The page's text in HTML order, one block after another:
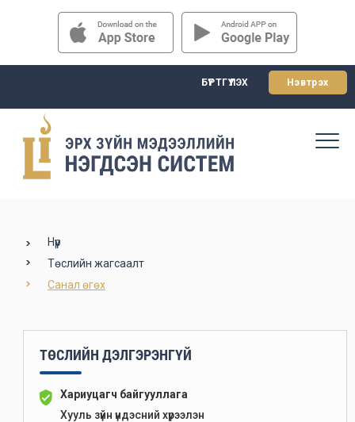
БҮРТГҮҮЛЭХ Нэвтрэх
Нүүр
Төслийн жагсаалт
Санал өгөх
ТӨСЛИЙН ДЭЛГЭРЭНГҮЙ
Хариуцагч байгууллага
Хууль зүйн үндэсний хүрээлэн